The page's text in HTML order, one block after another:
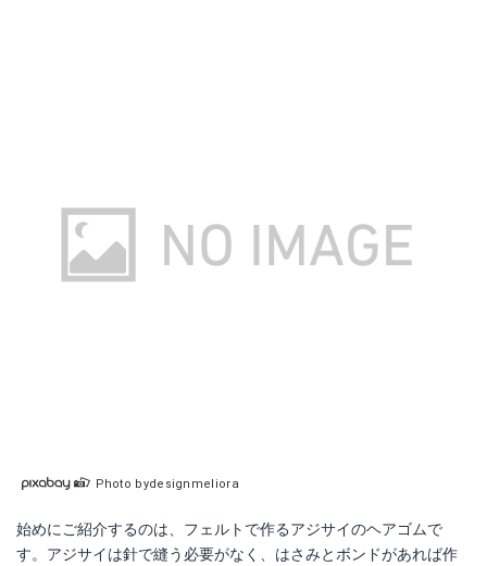
Photo bydesignmeliora
始めにご紹介するのは、フェルトで作るアジサイのヘアゴムで
す。アジサイは針で縫う必要がなく、はさみとボンドがあれば作